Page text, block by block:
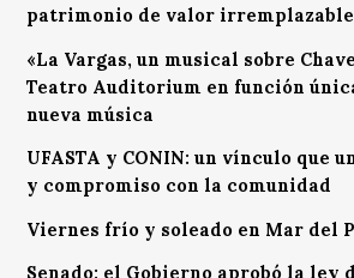
patrimonio de valor
«La Vargas, un musical sobre
Teatro Auditorium en función
nueva música
UFASTA y CONIN: un vínculo que
y compromiso con la comunidad
Viernes frío y soleado en Mar del
Senado: el Gobierno aprobó la ley